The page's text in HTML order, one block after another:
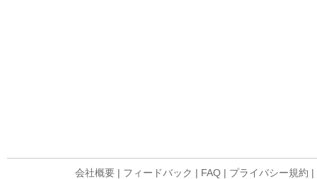
会社概要 | フィードバック | FAQ | プライバシー規約 |